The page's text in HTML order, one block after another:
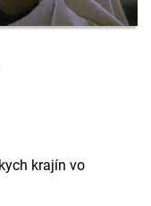
krajín vo